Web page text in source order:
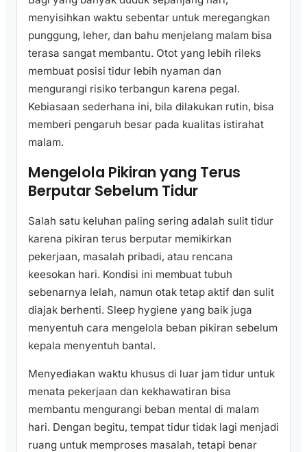
menyisihkan waktu sebentar untuk meregangkan
punggung, leher, dan bahu menjelang malam bisa
terasa sangat membantu. Otot yang lebih rileks
membuat posisi tidur lebih nyaman dan
mengurangi risiko terbangun karena pegal.
Kebiasaan sederhana ini, bila dilakukan rutin, bisa
memberi pengaruh besar pada kualitas istirahat
malam.
Mengelola Pikiran yang Terus
Berputar Sebelum Tidur
Salah satu keluhan paling sering adalah sulit tidur
karena pikiran terus berputar memikirkan
pekerjaan, masalah pribadi, atau rencana
keesokan hari. Kondisi ini membuat tubuh
sebenarnya lelah, namun otak tetap aktif dan sulit
diajak berhenti. Sleep hygiene yang baik juga
menyentuh cara mengelola beban pikiran sebelum
kepala menyentuh bantal.
Menyediakan waktu khusus di luar jam tidur untuk
menata pekerjaan dan kekhawatiran bisa
membantu mengurangi beban mental di malam
hari. Dengan begitu, tempat tidur tidak lagi menjadi
ruang untuk memproses masalah, tetapi benar